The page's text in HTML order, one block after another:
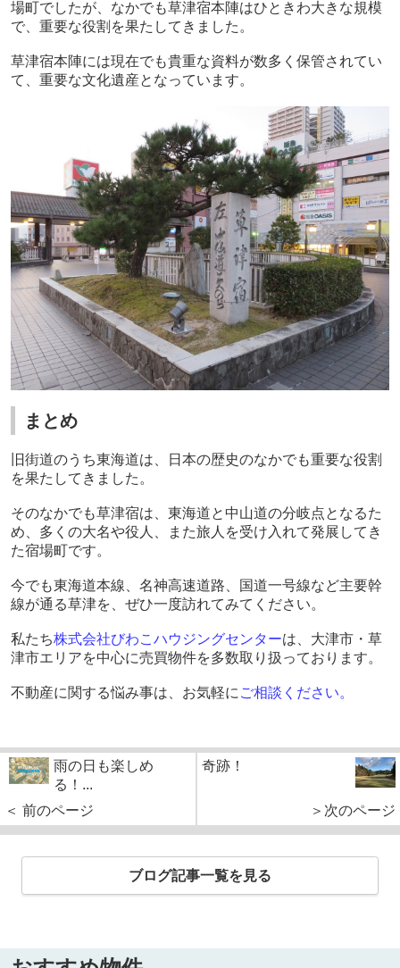
場町でしたが、なかでも草津宿本陣はひときわ大きな規模
で、重要な役割を果たしてきました。
草津宿本陣には現在でも貴重な資料が数多く保管されてい
て、重要な文化遺産となっています。
まとめ
旧街道のうち東海道は、日本の歴史のなかでも重要な役割
を果たしてきました。
そのなかでも草津宿は、東海道と中山道の分岐点となるた
め、多くの大名や役人、また旅人を受け入れて発展してき
た宿場町です。
今でも東海道本線、名神高速道路、国道一号線など主要幹
線が通る草津を、ぜひ一度訪れてみてください。
私たち株式会社びわこハウジングセンターは、大津市・草
津市エリアを中心に売買物件を多数取り扱っております。
不動産に関する悩み事は、お気軽に ご相談ください。
雨の日も楽しめ
る！...
＜ 前のページ
奇跡！
＞次のページ
ブログ記事一覧を見る